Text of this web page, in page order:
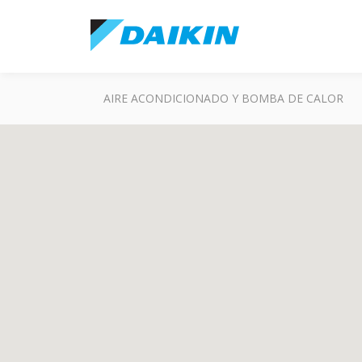
AIRE ACONDICIONADO Y BOMBA DE CALOR